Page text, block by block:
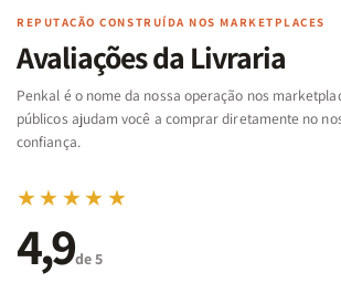
Famílias
Bíblia
-
Penkal
Famílias
da
Bíblia
-
Penkal
de
REPUTAÇÃO CONSTRUÍDA NOS MARKETPLACES
Avaliações da Livraria
Penkal é o nome da nossa operação nos
públicos ajudam você a comprar diretamente no
confiança.
★★★★★
4,9de 5